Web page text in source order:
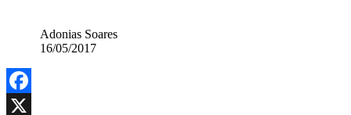
Adonias Soares
16/05/2017
Facebook